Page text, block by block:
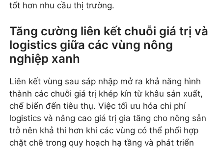
tốt hơn nhu cầu thị trường.
Tăng cường liên kết chuỗi giá trị và
logistics giữa các vùng nông
nghiệp xanh
Liên kết vùng sau sáp nhập mở ra khả năng hình
thành các chuỗi giá trị khép kín từ khâu sản xuất,
chế biến đến tiêu thụ. Việc tối ưu hóa chi phí
logistics và nâng cao giá trị gia tăng cho nông sản
trở nên khả thi hơn khi các vùng có thể phối hợp
chặt chẽ trong quy hoạch hạ tầng và phát triển